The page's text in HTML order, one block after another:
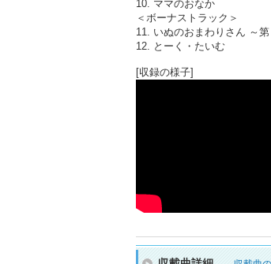
10. ママのおなか
＜ボーナストラック＞
11. いぬのおまわりさん ～
12. とーく・たいむ
[収録の様子]